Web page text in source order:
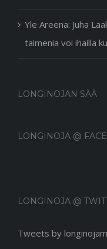
Yle Areena: Juha
taimenia voi ihailla
LONGINOJAN SÄÄ
LONGINOJA @
LONGINOJA @
Tweets by